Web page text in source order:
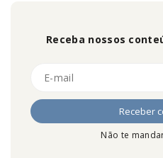
Receba nossos
Não te